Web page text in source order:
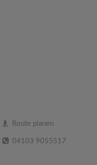
Route planen
04103 9055517